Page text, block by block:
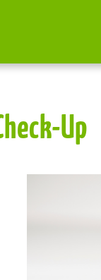
Up